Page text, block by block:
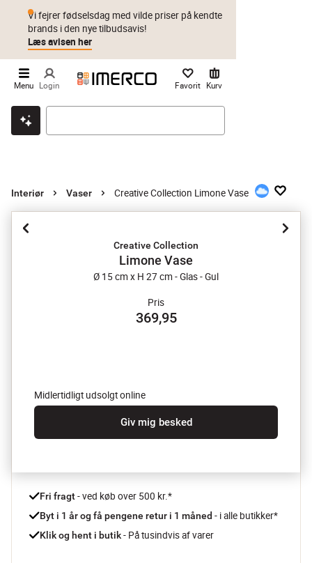
Klik & hent Byt i 1 år Prismatch
Vi fejrer fødselsdag med vilde priser på kendte
brands i den nye tilbudsavis!
Læs avisen her
Menu Login Favorit Kurv
Interiør Vaser Creative Collection Limone Vase
Creative Collection
Limone Vase
Ø 15 cm x H 27 cm - Glas - Gul
Pris
369,95
Midlertidligt udsolgt online
Giv mig besked
Fri fragt - ved køb over 500 kr.*
Byt i 1 år og få pengene retur i 1 måned - i alle butikker*
Klik og hent i butik - På tusindvis af varer